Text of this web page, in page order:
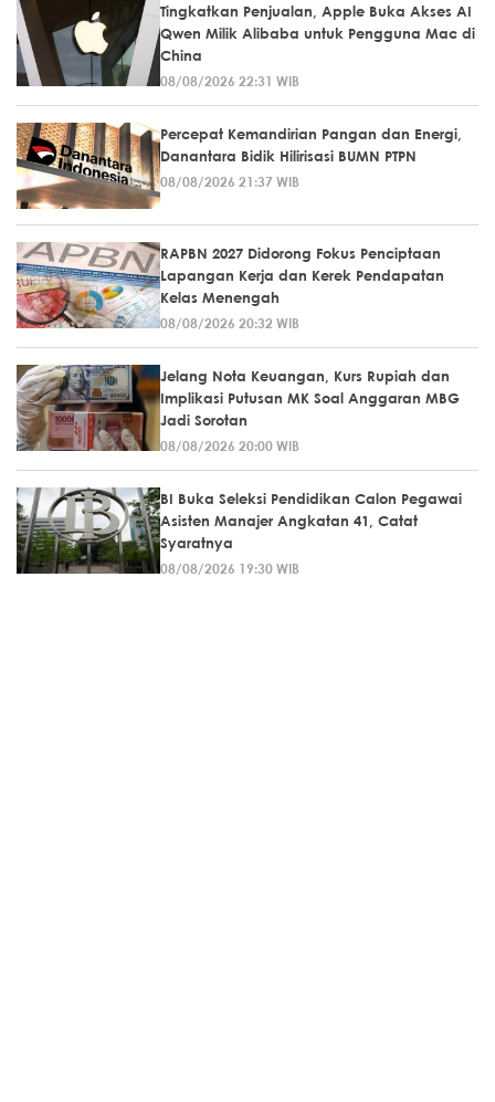
Tingkatkan Penjualan, Apple Buka Akses AI
Qwen Milik Alibaba untuk Pengguna Mac di
China
08/08/2026 22:31 WIB
Percepat Kemandirian Pangan dan Energi,
Danantara Bidik Hilirisasi BUMN PTPN
08/08/2026 21:37 WIB
RAPBN 2027 Didorong Fokus Penciptaan
Lapangan Kerja dan Kerek Pendapatan
Kelas Menengah
08/08/2026 20:32 WIB
Jelang Nota Keuangan, Kurs Rupiah dan
Implikasi Putusan MK Soal Anggaran MBG
Jadi Sorotan
08/08/2026 20:00 WIB
BI Buka Seleksi Pendidikan Calon Pegawai
Asisten Manajer Angkatan 41, Catat
Syaratnya
08/08/2026 19:30 WIB